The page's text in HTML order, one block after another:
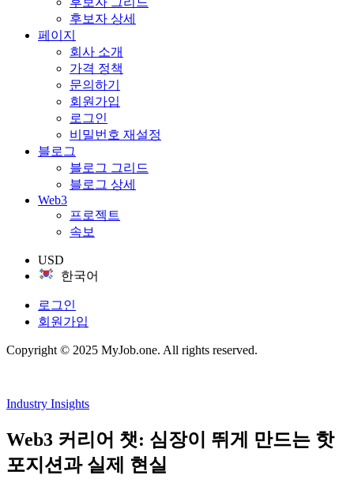
후보자 상세
페이지
회사 소개
가격 정책
문의하기
회원가입
로그인
비밀번호 재설정
블로그
블로그 그리드
블로그 상세
Web3
프로젝트
속보
USD
한국어
로그인
회원가입
Copyright © 2025 MyJob.one. All rights reserved.
Industry Insights
Web3 커리어 챗: 심장이 뛰게 만드는 핫
포지션과 실제 현실